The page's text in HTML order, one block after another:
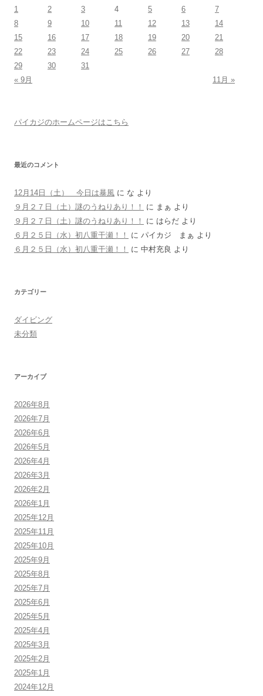
1
2 3 4 5 6
7
8
9 10 11 12 13
14
15
16 17 18 19 20
21
22
23 24 25 26 27
28
29
30
31
« 9月
11月 »
パイカジのホームページはこちら
最近のコメント
12月14日（土） 今日は暴風 に な より
９月２７日（土）謎のうねりあり！！
に まぁ より
９月２７日（土）謎のうねりあり！！
に はらだ より
６月２５日（水）初八重干瀬！！
に パイカジ まぁ より
６月２５日（水）初八重干瀬！！
に 中村充良 より
カテゴリー
ダイビング
未分類
アーカイブ
2026年8月
2026年7月
2026年6月
2026年5月
2026年4月
2026年3月
2026年2月
2026年1月
2025年12月
2025年11月
2025年10月
2025年9月
2025年8月
2025年7月
2025年6月
2025年5月
2025年4月
2025年3月
2025年2月
2025年1月
2024年12月